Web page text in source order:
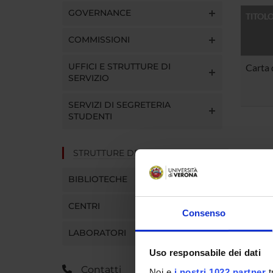
Consenso
Uso responsabile dei dati
GOVERNANCE
COMMISSIONI
UFFICI E STRUTTURE DI
SERVIZIO
SERVIZI DI SEGRETERIA
STUDENTI
STRUTTURE DEL DIPARTIMENTO
BIBLIOTECHE
CENTRI
LABORATORI
Contatti
TITOLO
Carta